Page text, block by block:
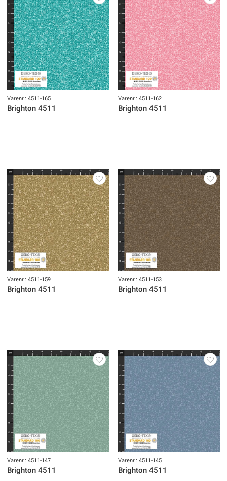
Varenr.: 4511-165
Brighton 4511
Varenr.: 4511-162
Brighton 4511
Varenr.: 4511-159
Brighton 4511
Varenr.: 4511-153
Brighton 4511
Varenr.: 4511-147
Brighton 4511
Varenr.: 4511-145
Brighton 4511